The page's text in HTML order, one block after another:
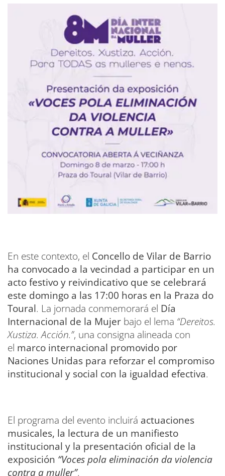
En este contexto, el Concello de Vilar de Barrio
ha convocado a la vecindad a participar en un
acto festivo y reivindicativo que se celebrará
este domingo a las 17:00 horas en la Praza do
Toural. La jornada conmemorará el Día
Internacional de la Mujer bajo el lema “Dereitos.
Xustiza. Acción.”, una consigna alineada con
el marco internacional promovido por
Naciones Unidas para reforzar el compromiso
institucional y social con la igualdad efectiva.
El programa del evento incluirá actuaciones
musicales, la lectura de un manifiesto
institucional y la presentación oficial de la
exposición “Voces pola eliminación da violencia
contra a muller”.